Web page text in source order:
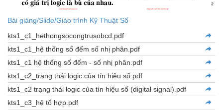
Bài giảng/Slide/Giáo trình Kỹ Thuật Số
kts1_c1_hethongsocongtrusobcd.pdf
kts1_c1_hệ thống số đếm số nhị phân.pdf
kts1_c1 hệ thống số đếm - số nhị phân.pdf
kts1_c2_trạng thái logic của tín hiệu số.pdf
kts1_c2 trạng thái logic của tín hiệu số (digital signal).pdf
kts1_c3_hệ tổ hợp.pdf